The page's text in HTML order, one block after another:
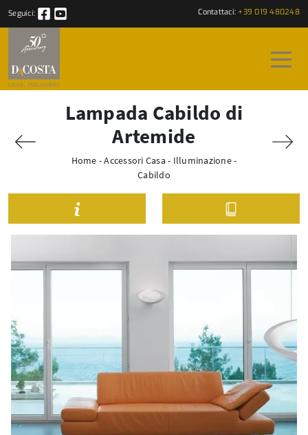
Seguici: Contattaci: +39 019 480248
Lampada Cabildo di
Artemide
Home -Accessori Casa - Illuminazione-
Cabildo